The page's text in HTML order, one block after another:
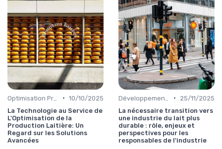
• 10/10/2025
La Technologie au Service de
L'Optimisation de la
Production Laitière: Un
Regard sur les Solutions
Avancées
•
25/11/2025
La nécessaire transition vers
une industrie du lait plus
durable : rôle, enjeux et
perspectives pour les
responsables de l'industrie